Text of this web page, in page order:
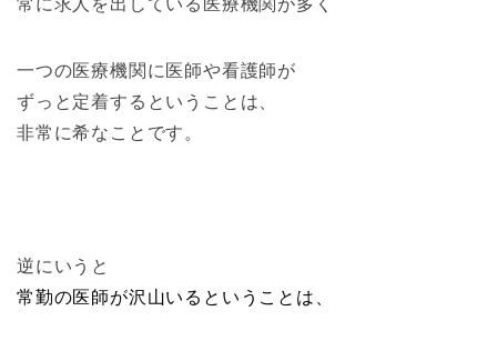
一つの医療機関に医師や看護師が
ずっと定着するということは、
非常に希なことです。
逆にいうと
常勤の医師が沢山いるということは、